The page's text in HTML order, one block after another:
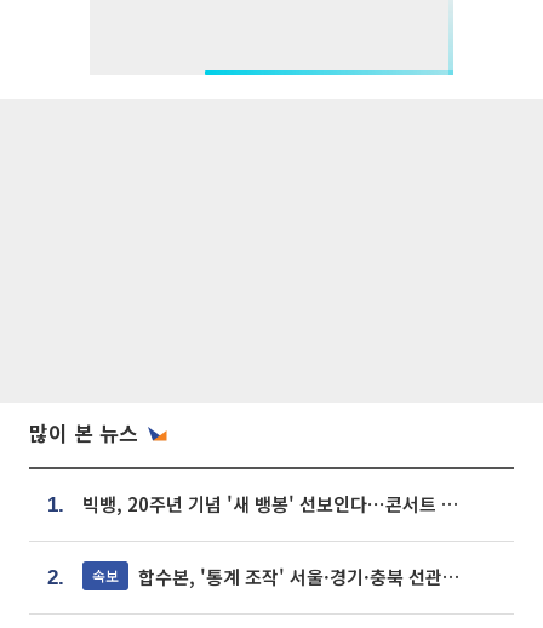
많이 본 뉴스
1. 빅뱅, 20주년 기념 '새 뱅봉' 선보인다⋯콘서트 앞두고 팝업 개최
2. 속보 합수본, '통계 조작' 서울·경기·충북 선관위 등 추가 압수수색